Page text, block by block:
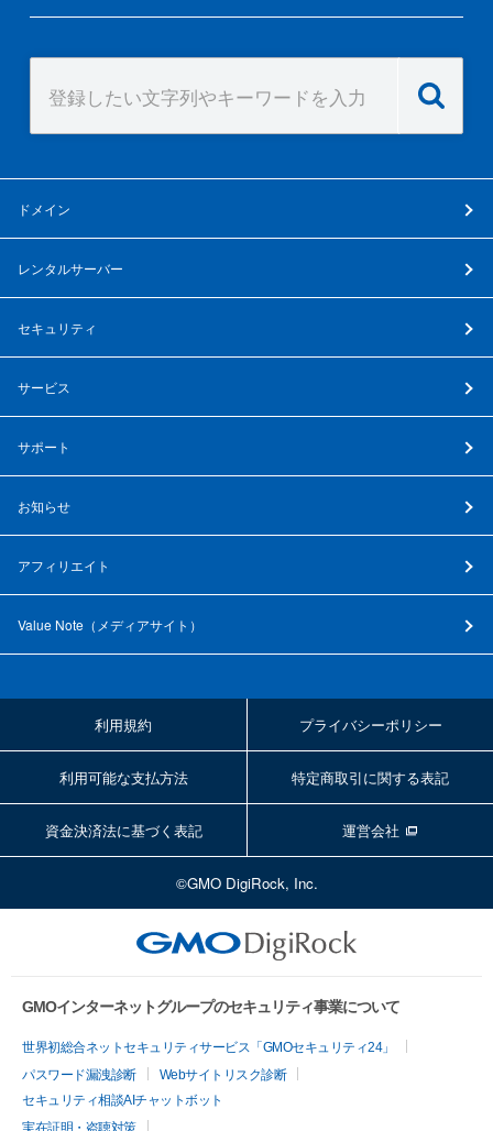
ドメイン
レンタルサーバー
セキュリティ
サービス
サポート
お知らせ
アフィリエイト
Value Note（ メディアサイト ）
利用規約 プライバシーポリシー
利用可能な支払方法 特定商取引に関する表記
資金決済法に基づく表記 運営会社
©GMO DigiRock, Inc.
GMOインターネットグループのセキュリティ事業について
世界初総合ネットセキュリティサービス「GMOセキュリティ24」
パスワード漏洩診断
Webサイトリスク診断
セキュリティ相談AIチャットボット
実在証明・盗聴対策